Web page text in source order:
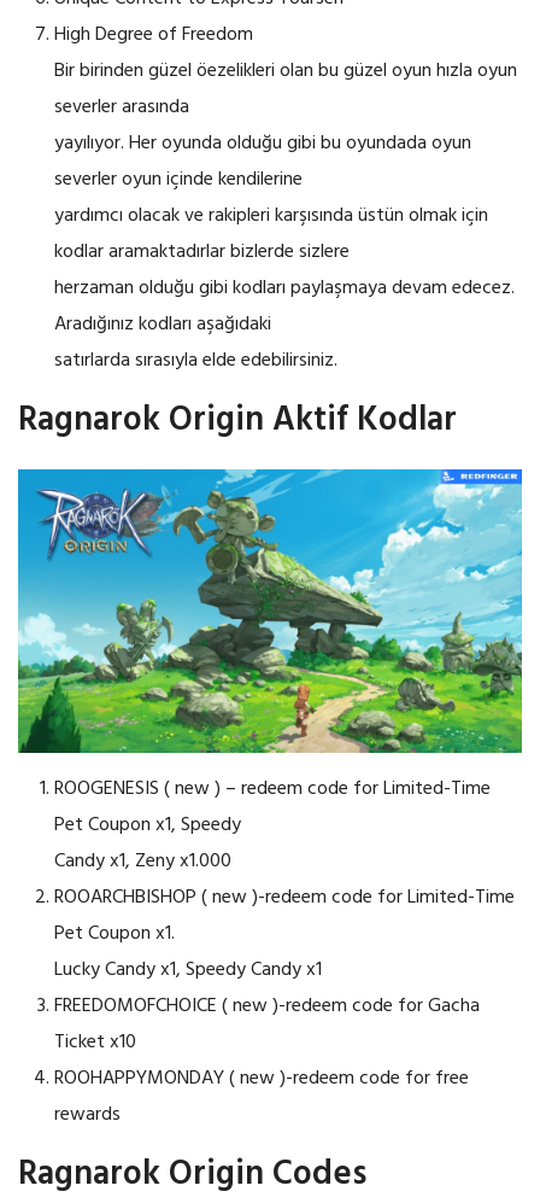
High Degree of Freedom
Bir birinden güzel öezelikleri olan bu güzel oyun hızla oyun
severler arasında
yayılıyor. Her oyunda olduğu gibi bu oyundada oyun
severler oyun içinde kendilerine
yardımcı olacak ve rakipleri karşısında üstün olmak için
kodlar aramaktadırlar bizlerde sizlere
herzaman olduğu gibi kodları paylaşmaya devam edecez.
Aradığınız kodları aşağıdaki
satırlarda sırasıyla elde edebilirsiniz.
Ragnarok Origin Aktif Kodlar
ROOGENESIS ( new ) – redeem code for Limited-Time
Pet Coupon x1, Speedy
Candy x1, Zeny x1.000
ROOARCHBISHOP ( new )-redeem code for Limited-Time
Pet Coupon x1.
Lucky Candy x1, Speedy Candy x1
FREEDOMOFCHOICE ( new )-redeem code for Gacha
Ticket x10
ROOHAPPYMONDAY ( new )-redeem code for free
rewards
Ragnarok Origin Codes